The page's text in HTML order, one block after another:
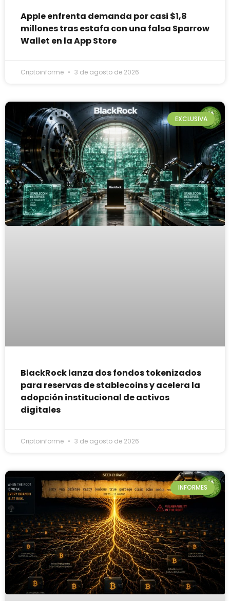
Apple enfrenta demanda por casi $1,8
millones tras estafa con una falsa Sparrow
Wallet en la App Store
Criptoinforme 3 de agosto de 2026
EXCLUSIVA
BlackRock lanza dos fondos tokenizados
para reservas de stablecoins y acelera la
adopción institucional de activos
digitales
Criptoinforme 3 de agosto de 2026
INFORMES